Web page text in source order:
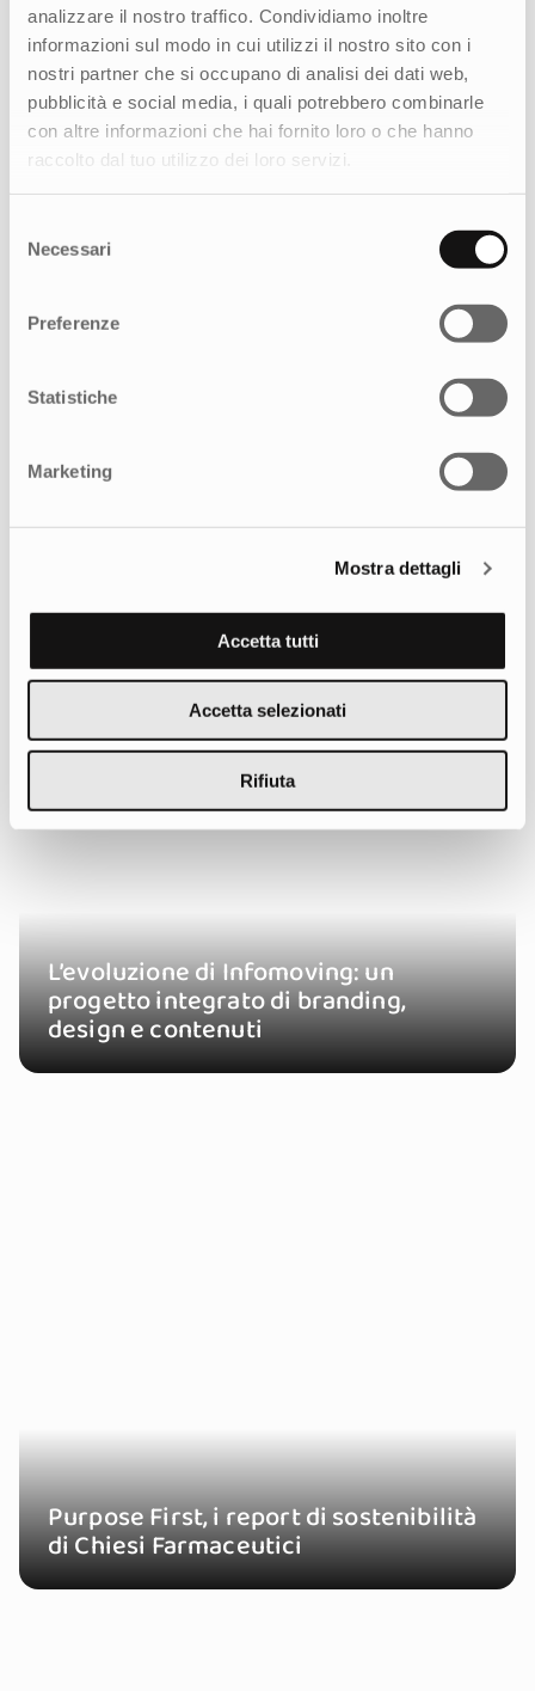
analizzare il nostro traffico. Condividiamo inoltre
informazioni sul modo in cui utilizzi il nostro sito con i
nostri partner che si occupano di analisi dei dati web,
pubblicità e social media, i quali potrebbero combinarle
con altre informazioni che hai fornito loro o che hanno
raccolto dal tuo utilizzo dei loro servizi.
delNecessari
Preferenze
Statistiche
Marketing
Mostra dettagli
Accetta tutti
Accetta selezionati
Rifiuta
Creatività e strategia multicanale per
L’evoluzione di Infomoving: un
progetto integrato di branding,
design e contenuti
Purpose First, i report di sostenibilità
di Chiesi Farmaceutici